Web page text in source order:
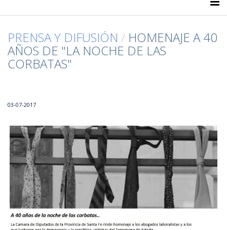
PRENSA Y DIFUSIÓN / HOMENAJE A 40
AÑOS DE "LA NOCHE DE LAS
CORBATAS"
03-07-2017